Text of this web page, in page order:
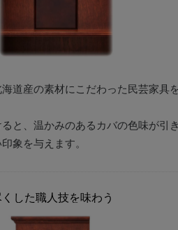
海道産の素材にこだわった民芸家
と、温かみのあるカバの色味が
象を与えます。
した職人技を味わう